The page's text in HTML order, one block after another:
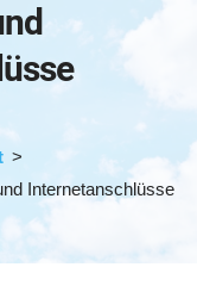
Internetanschlüsse